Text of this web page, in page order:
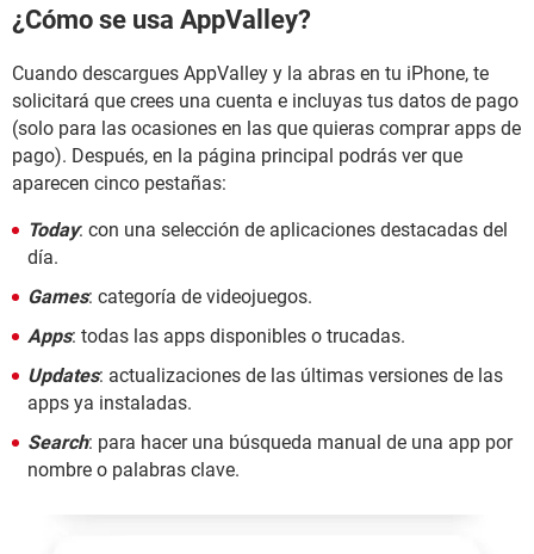
¿Cómo se usa AppValley?
Cuando descargues AppValley y la abras en tu iPhone, te
solicitará que crees una cuenta e incluyas tus datos de pago
(solo para las ocasiones en las que quieras comprar apps de
pago). Después, en la página principal podrás ver que
aparecen cinco pestañas:
Today: con una selección de aplicaciones destacadas del
día.
Games: categoría de videojuegos.
Apps: todas las apps disponibles o trucadas.
Updates: actualizaciones de las últimas versiones de las
apps ya instaladas.
Search: para hacer una búsqueda manual de una app por
nombre o palabras clave.